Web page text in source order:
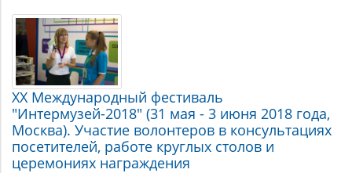
ХХ Международный фестиваль
"Интермузей-2018" (31 мая - 3 июня 2018 года,
Москва). Участие волонтеров в консультациях
посетителей, работе круглых столов и
церемониях награждения